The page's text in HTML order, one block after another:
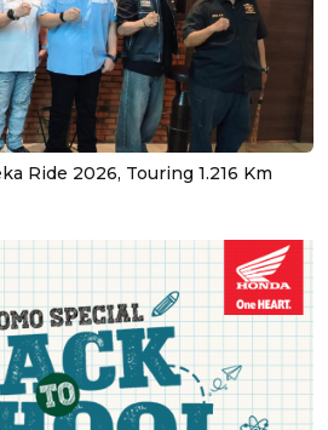
Ride 2026, Touring 1.216 Km